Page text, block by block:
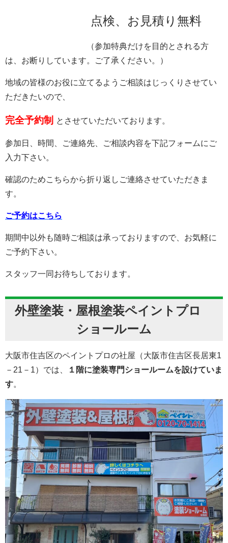
点検、お見積り無料
（参加特典だけを目的とされる方
は、お断りしています。ご了承ください。）
地域の皆様のお役に立てるようご相談はじっくりさせてい
ただきたいので、
完全予約制 とさせていただいております。
参加日、時間、ご連絡先、ご相談内容を下記フォームにご
入力下さい。
確認のためこちらから折り返しご連絡させていただきま
す。
ご予約はこちら
期間中以外も随時ご相談は承っておりますので、お気軽に
ご予約下さい。
スタッフ一同お待ちしております。
外壁塗装・屋根塗装ペイントプロ
ショールーム
大阪市住吉区のペイントプロの社屋（大阪市住吉区長居東1
－21－1）では、
１階に塗装専門ショールームを設けていま
す。